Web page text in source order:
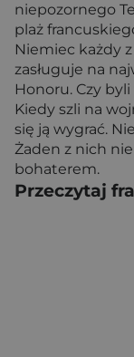
niepozornego
plaż
Niemiec każdy
zasługuje na
Honoru. Czy
Kiedy szli na
się ją wygrać.
Żaden z nich nie
bohaterem.
Przeczytaj